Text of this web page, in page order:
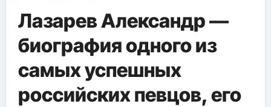
Лазарев Александр —
биография одного из
самых успешных
российских певцов, его